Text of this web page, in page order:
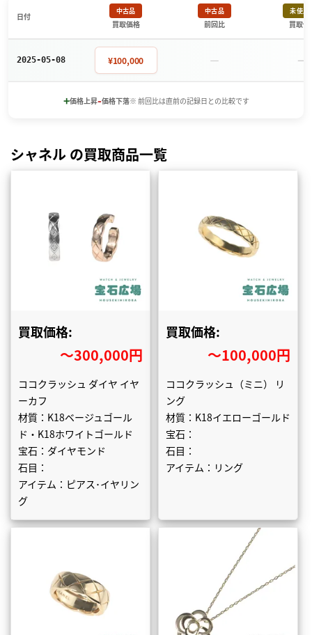
日付
中古品
買取価格
中古品
前回比
未使用
買取価
2025-05-08 ¥100,000 － －
+価格上昇-価格下落※ 前回比は直前の記録日との比較です
シャネル の買取商品一覧
買取価格:
〜300,000円
ココクラッシュ ダイヤ イヤ
ーカフ
材質：K18ベージュゴール
ド・K18ホワイトゴールド
宝石：ダイヤモンド
石目：
アイテム：ピアス･イヤリン
グ
買取価格:
〜100,000円
ココクラッシュ（ミニ） リ
ング
材質：K18イエローゴールド
宝石：
石目：
アイテム：リング